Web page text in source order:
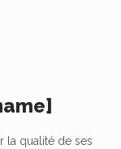
la qualité de ses